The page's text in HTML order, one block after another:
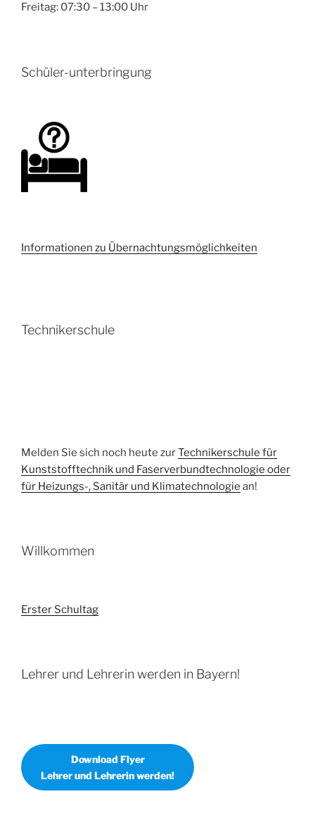
Freitag: 07:30 – 13:00 Uhr
Schüler-unterbringung
Informationen zu Übernachtungsmöglichkeiten
Technikerschule
Melden Sie sich noch heute zurTechnikerschule für
Kunststofftechnik und Faserverbundtechnologie oder
für Heizungs-, Sanitär und Klimatechnologie an!
Willkommen
Erster Schultag
Lehrer und Lehrerin werden in Bayern!
Download Flyer
Lehrer und Lehrerin werden!